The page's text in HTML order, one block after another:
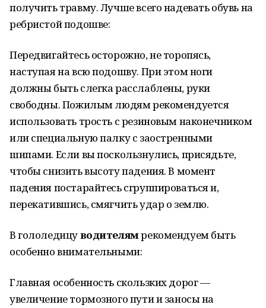
получить травму. Лучше всего надевать обувь на
ребристой подошве:
Передвигайтесь осторожно, не торопясь,
наступая на всю подошву. При этом ноги
должны быть слегка расслаблены, руки
свободны. Пожилым людям рекомендуется
использовать трость с резиновым наконечником
или специальную палку с заостренными
шипами. Если вы поскользнулись, присядьте,
чтобы снизить высоту падения. В момент
падения постарайтесь сгруппироваться и,
перекатившись, смягчить удар о землю.
В гололедицуводителямрекомендуем быть
особенно внимательными:
Главная особенность скользких дорог —
увеличение тормозного пути и заносы на